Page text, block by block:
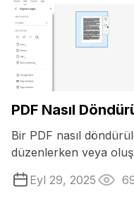
PDF Nasıl
Bir PDF nasıl döndürüleceğini bilmek, belgeleri
düzenlerken veya
kazandırabilecek
Eyl 29, 2025